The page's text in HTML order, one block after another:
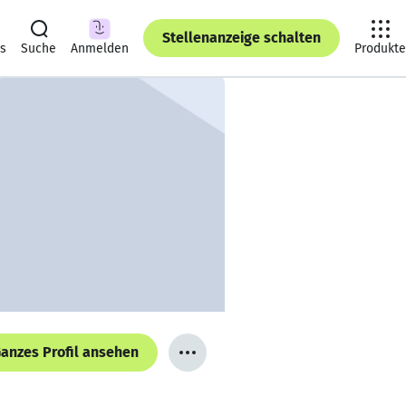
Suche Anmelden
Stellenanzeige schalten
Produkte
Profil ansehen